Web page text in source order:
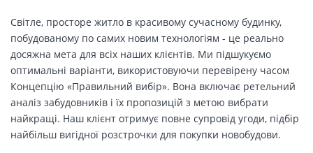
Світле, просторе житло в красивому сучасному будинку,
побудованому по самих новим технологіям - це реально
досяжна мета для всіх наших клієнтів. Ми підшукуємо
оптимальні варіанти, використовуючи перевірену часом
Концепцію «Правильний вибір». Вона включає ретельний
аналіз забудовників і їх пропозицій з метою вибрати
найкращі. Наш клієнт отримує повне супровід угоди, підбір
найбільш вигідної розстрочки для покупки новобудови.